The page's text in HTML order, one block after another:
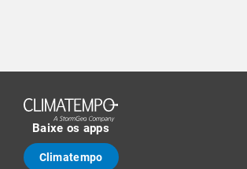
Baixe os apps
Climatempo